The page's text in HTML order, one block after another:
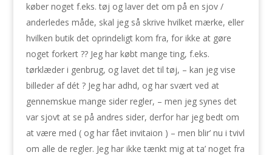
køber noget f.eks. tøj og laver det om på en sjov /
anderledes måde, skal jeg så skrive hvilket mærke, eller
hvilken butik det oprindeligt kom fra, for ikke at gøre
noget forkert ?? Jeg har købt mange ting, f.eks.
tørklæder i genbrug, og lavet det til tøj, – kan jeg vise
billeder af dét ? Jeg har adhd, og har svært ved at
gennemskue mange sider regler, – men jeg synes det
var sjovt at se på andres sider, derfor har jeg bedt om
at være med ( og har fået invitaion ) – men blir’ nu i tvivl
om alle de regler. Jeg har ikke tænkt mig at ta’ noget fra